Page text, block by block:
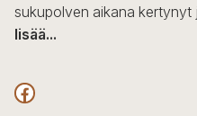
sukupolven aikana kertynyt
lisää...
F